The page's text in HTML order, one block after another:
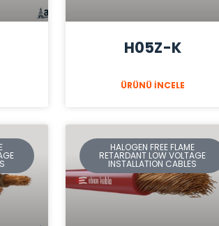
H05Z-K
ÜRÜNÜ İNCELE
HALOGEN FREE FLAME
RETARDANT LOW VOLTAGE
INSTALLATION CABLES